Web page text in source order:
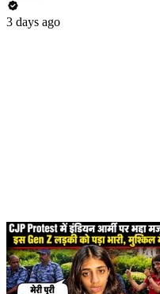
3 days ago